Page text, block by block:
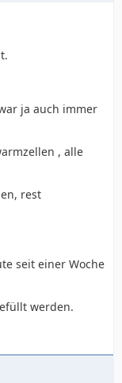
ja auch immer
, alle
rest
seit einer Woche
werden.